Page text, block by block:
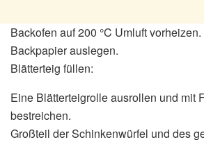
Backofen auf 200 °C Umluft
Backpapier auslegen.
Blätterteig füllen:
Eine Blätterteigrolle ausrollen und mit
bestreichen.
Großteil der Schinkenwürfel und des